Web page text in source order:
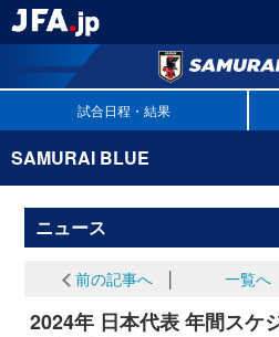
試合日程・結果
SAMURAI BLUE
ニュース
前の記事へ 一覧へ
2024年 日本代表 年間スケ